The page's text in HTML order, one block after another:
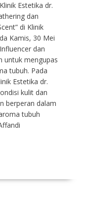
Estetika dr.
dan
di Klinik
Kamis, 30 Mei
dan
untuk mengupas
tubuh. Pada
Estetika dr.
kulit dan
berperan dalam
tubuh